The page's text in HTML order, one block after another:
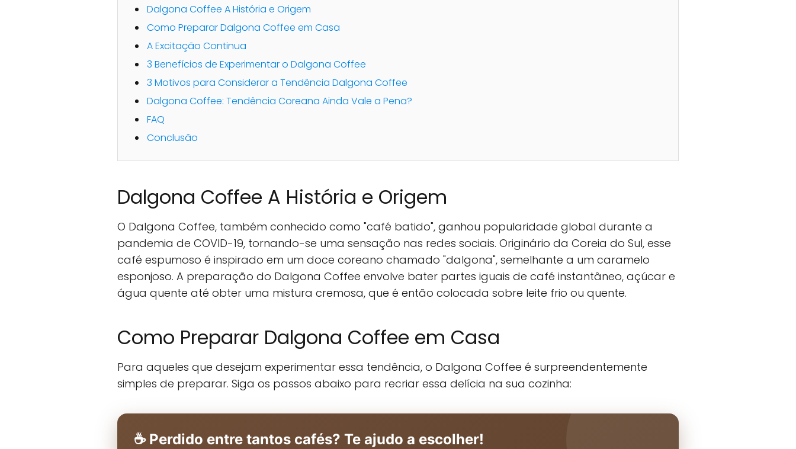
Dalgona Coffee A História e Origem
Como Preparar Dalgona Coffee em Casa
A Excitação Continua
3 Benefícios de Experimentar o Dalgona Coffee
3 Motivos para Considerar a Tendência Dalgona Coffee
Dalgona Coffee: Tendência Coreana Ainda Vale a Pena?
FAQ
Conclusão
Dalgona Coffee A História e Origem
O Dalgona Coffee, também conhecido como "café batido", ganhou popularidade global durante a
pandemia de COVID-19, tornando-se uma sensação nas redes sociais. Originário da Coreia do Sul, esse
café espumoso é inspirado em um doce coreano chamado "dalgona", semelhante a um caramelo
esponjoso. A preparação do Dalgona Coffee envolve bater partes iguais de café instantâneo, açúcar e
água quente até obter uma mistura cremosa, que é então colocada sobre leite frio ou quente.
Como Preparar Dalgona Coffee em Casa
Para aqueles que desejam experimentar essa tendência, o Dalgona Coffee é surpreendentemente
simples de preparar. Siga os passos abaixo para recriar essa delícia na sua cozinha:
☕ Perdido entre tantos cafés? Te ajudo a escolher!